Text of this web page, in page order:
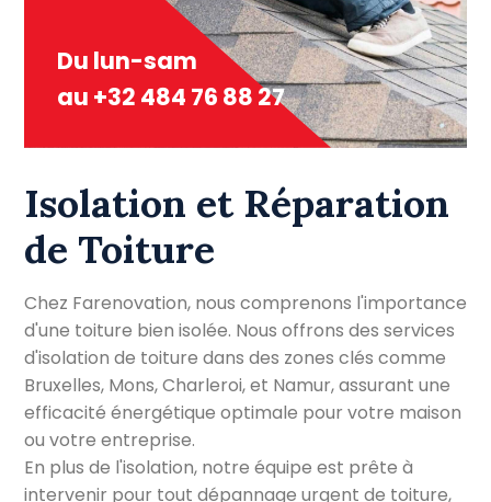
Du lun-sam
au +32 484 76 88 27
Isolation et Réparation
de Toiture
Chez Farenovation, nous comprenons l'importance
d'une toiture bien isolée. Nous offrons des services
d'isolation de toiture dans des zones clés comme
Bruxelles, Mons, Charleroi, et Namur, assurant une
efficacité énergétique optimale pour votre maison
ou votre entreprise.
En plus de l'isolation, notre équipe est prête à
intervenir pour tout dépannage urgent de toiture,